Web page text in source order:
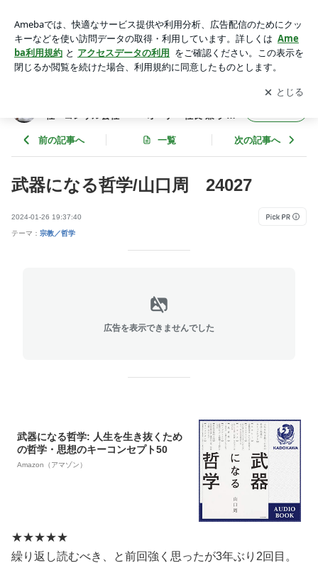
道場主 兼 投資会社・コンサル会社 オーナー社長 兼 グロ
ービス経営大学院准教授による読書日記
アプリをダウンロードして ブログの更新通知
を受け取りまし
ょう。
開く
社・コンサル会社 オーナー社長 兼 グロ
前の記事へ 一覧 次の記事へ
武器になる哲学/山口周 24027
2024-01-26 19:37:40
テーマ： 宗教／哲学
広告を表示できませんでした
武器になる哲学: 人生を生き抜くため
の哲学・思想のキーコンセプト50
Amazon（アマゾン）
★★★★★
繰り返し読むべき、と前回強く思ったが3年ぶり2回目。